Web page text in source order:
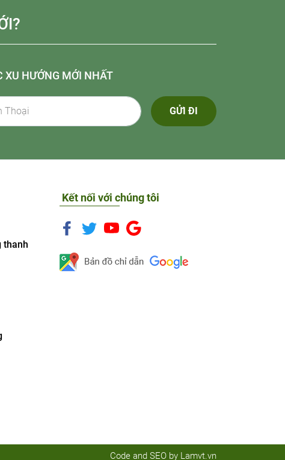
HƯỚNG MỚI NHẤT
GỬI ĐI
thanh
Kết nối với chúng tôi
Code and SEO by Lamvt.vn